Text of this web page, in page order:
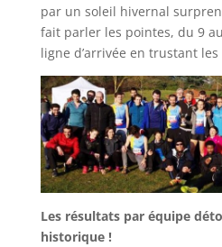
par un soleil hivernal
fait parler les pointes, du 9
ligne d’arrivée en trustant les
Les résultats par équipe
historique !